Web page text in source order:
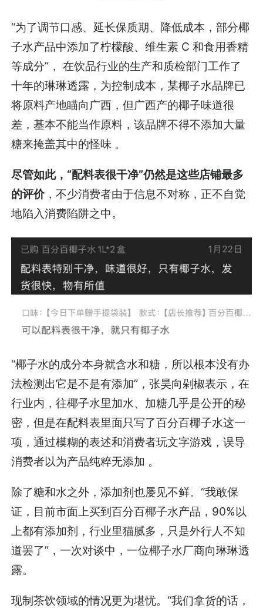
“为了调节口感、延长保质期、降低成本，部分椰
子水产品中添加了柠檬酸、维生素 C 和食用香精
等成分”， 在饮品行业的生产和质检部门工作了
十年的琳琳透露，为控制成本，某椰子水品牌已
将原料产地瞄向广西，但广西产的椰子味道很
差，基本不能当作原料，该品牌不得不添加大量
糖来掩盖其中的怪味 。
尽管如此，“配料表很干净”仍然是这些店铺最多
的评价，不少消费者由于信息不对称，正不自觉
地陷入消费陷阱之中。
“椰子水的成分本身就含水和糖，所以根本没有办
法检测出它是不是有添加”，张昊向剁椒表示，在
行业内，往椰子水里加水、加糖几乎是公开的秘
密，但是在配料表里面只写了百分百椰子水这一
项，通过模糊的表述和消费者玩文字游戏，误导
消费者以为产品纯粹无添加 。
除了糖和水之外，添加剂也屡见不鲜。“我敢保
证，目前市面上买到百分百椰子水产品，90%以
上都有添加剂，行业里猫腻多，只是外行人不知
道罢了”，一次对谈中，一位椰子水厂商向琳琳透
露。
现制茶饮领域的情况更为堪忧。“我们拿货的话，